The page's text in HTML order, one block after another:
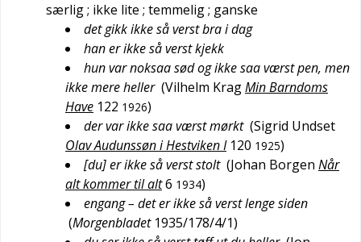
særlig; ikke lite ; temmelig; ganske
det gikk ikke så verst bra i dag
han er ikke så verst kjekk
hun var noksaa sød og ikke saa værst pen, men
ikke mere heller (Vilhelm KragMin Barndoms
Have 122 1926)
der var ikke saa værst mørkt (Sigrid Undset
Olav Audunssøn i Hestviken I 120 1925)
[du] er ikke så verst stolt (Johan Borgen Når
alt kommer til alt6 1934)
engang – det er ikke så verst lenge siden
(Morgenbladet 1935/178/4/1)